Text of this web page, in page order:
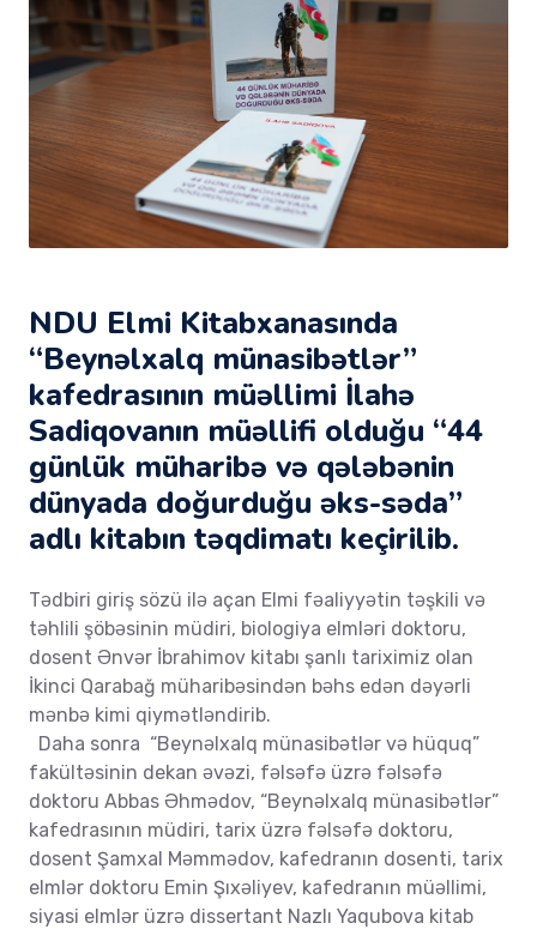
NDU Elmi Kitabxanasında
“Beynəlxalq münasibətlər”
kafedrasının müəllimi İlahə
Sadiqovanın müəllifi olduğu “44
günlük müharibə və qələbənin
dünyada doğurduğu əks-səda”
adlı kitabın təqdimatı keçirilib.
Tədbiri giriş sözü ilə açan Elmi fəaliyyətin təşkili və
təhlili şöbəsinin müdiri, biologiya elmləri doktoru,
dosent Ənvər İbrahimov kitabı şanlı tariximiz olan
İkinci Qarabağ müharibəsindən bəhs edən dəyərli
mənbə kimi qiymətləndirib.
Daha sonra “Beynəlxalq münasibətlər və hüquq”
fakültəsinin dekan əvəzi, fəlsəfə üzrə fəlsəfə
doktoru Abbas Əhmədov, “Beynəlxalq münasibətlər”
kafedrasının müdiri, tarix üzrə fəlsəfə doktoru,
dosent Şamxal Məmmədov, kafedranın dosenti, tarix
elmlər doktoru Emin Şıxəliyev, kafedranın müəllimi,
siyasi elmlər üzrə dissertant Nazlı Yaqubova kitab